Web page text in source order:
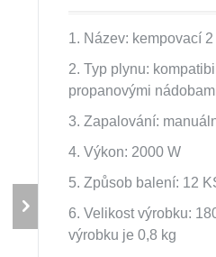
1. Název: kempovací
2. Typ plynu:
propanovými
3. Zapalování:
4. Výkon: 2000 W
5. Způsob balení: 12
6. Velikost výrobku:
výrobku je 0,8 kg